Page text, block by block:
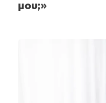
μου;»